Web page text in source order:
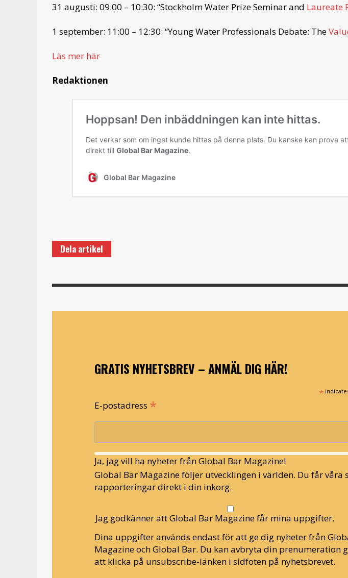
31 augusti: 09:00 – 10:30: “Stockholm Water Prize Seminar and Laureate
1 september: 11:00 – 12:30: “Young Water Professionals Debate: The
Läs mer här
Redaktionen
Dela artikel
GRATIS NYHETSBREV – ANMÄL DIG HÄR!
*
E-postadress *
Ja, jag vill ha nyheter från Global Bar Magazine!
Global Bar Magazine följer utvecklingen i världen. Du får våra
rapporteringar direkt i din inkorg.
Jag godkänner att Global Bar Magazine får mina uppgifter.
Dina uppgifter används endast för att ge dig nyheter från
Magazine och Global Bar. Du kan avbryta din prenumeration
att klicka på unsubscribe-länken i sidfoten på nyhetsbrevet.